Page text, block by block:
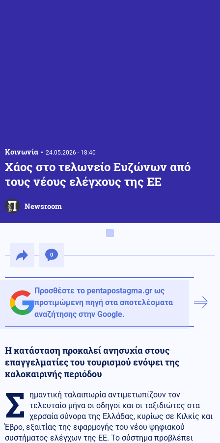
Κοινωνία 24.05.2026 - 18:40
Χάος στο τελωνείο Ευζώνων από
τους νέους ελέγχους της ΕΕ
Newsroom
0
Προσθέστε το pentapostagma.gr ως
προτιμώμενη πηγή στα αποτελέσματα
αναζήτησης στην Google.
Η κατάσταση προκαλεί ανησυχία στους
επαγγελματίες του τουρισμού ενόψει της
καλοκαιρινής περιόδου
Σ
ημαντική ταλαιπωρία αντιμετωπίζουν τον
τελευταίο μήνα οι οδηγοί και οι ταξιδιώτες στα
χερσαία σύνορα της Ελλάδας, κυρίως σε Κιλκίς και
Έβρο, εξαιτίας της εφαρμογής του νέου ψηφιακού
συστήματος ελέγχων της ΕΕ. Το σύστημα προβλέπει